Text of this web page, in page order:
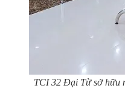
TCI 32 Đại Từ sở hữu